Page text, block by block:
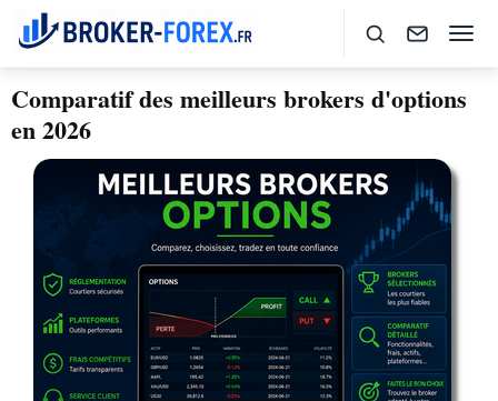
Comparatif des meilleurs brokers d'options
en 2026